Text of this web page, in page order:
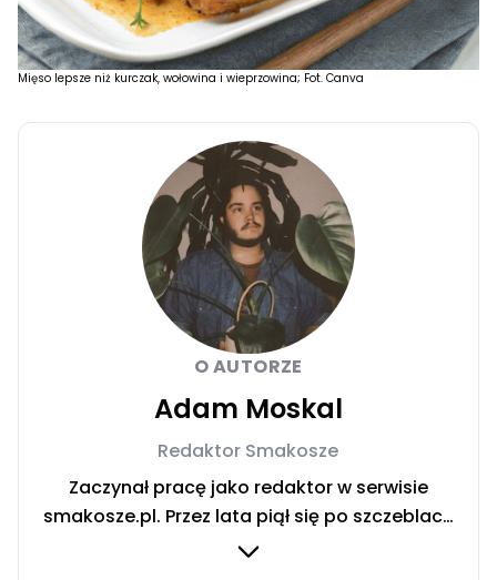
Mięso lepsze niż kurczak, wołowina i wieprzowina; Fot. Canva
O AUTORZE
Adam Moskal
Redaktor Smakosze
Zaczynał pracę jako redaktor w serwisie
smakosze.pl. Przez lata piął się po szczeblach
przez stanowiska wydawnicze, w serwisach